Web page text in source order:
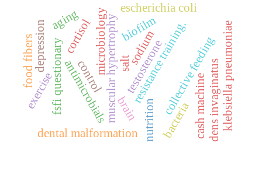
cortisol muscular hypertrophytestosterone
resistance training.collective feeding
nutrition
saltsodium
antimicrobials klebsiella pneumoniae
microbiology
fsfi questionary
biofilm
escherichia coli
bacteriacash machinedens invaginatus
dental malformation
control
exercise brain
depression
food fibers
aging